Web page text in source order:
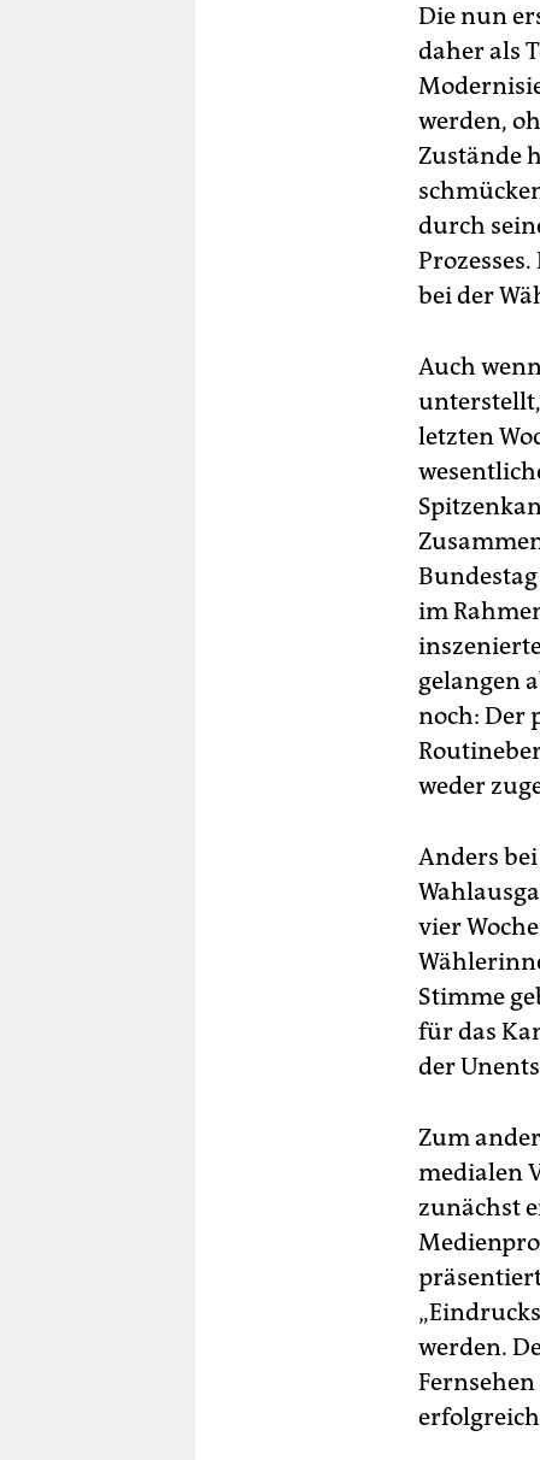
Die nun
daher als
werden,
Zustände
durch
bei der
Auch
letzten
im
gelangen
noch: Der
weder
Anders
vier
Stimme
für das
der
Zum
medialen
zunächst
werden.